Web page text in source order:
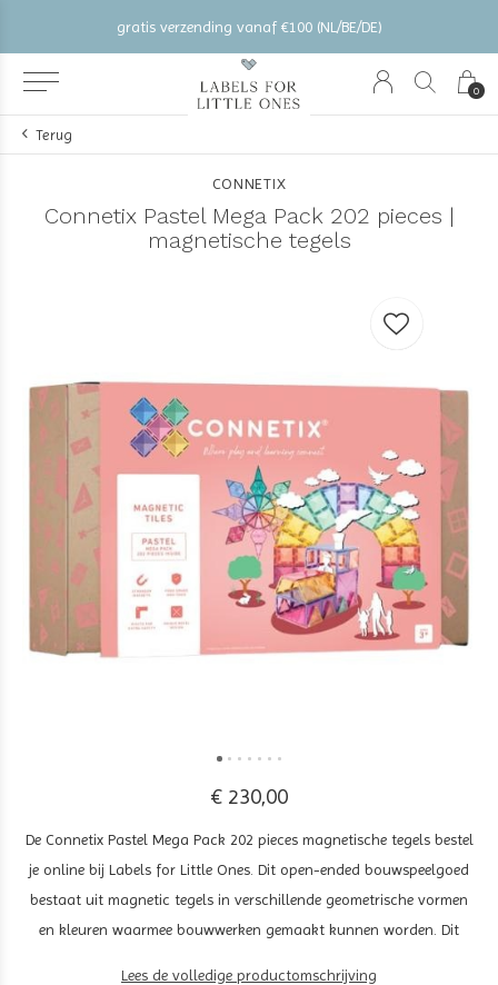
0
gratis verzending vanaf €100 (NL/BE/DE)
Terug
CONNETIX
Connetix Pastel Mega Pack 202 pieces |
magnetische tegels
€ 230,00
De Connetix Pastel Mega Pack 202 pieces magnetische tegels bestel
je online bij Labels for Little Ones. Dit open-ended bouwspeelgoed
bestaat uit magnetic tegels in verschillende geometrische vormen
en kleuren waarmee bouwwerken gemaakt kunnen worden. Dit
Lees de volledige productomschrijving